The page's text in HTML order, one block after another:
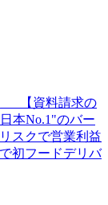
【資料請求の
本No.1"のバー
スクで営業利益
初フードデリバ